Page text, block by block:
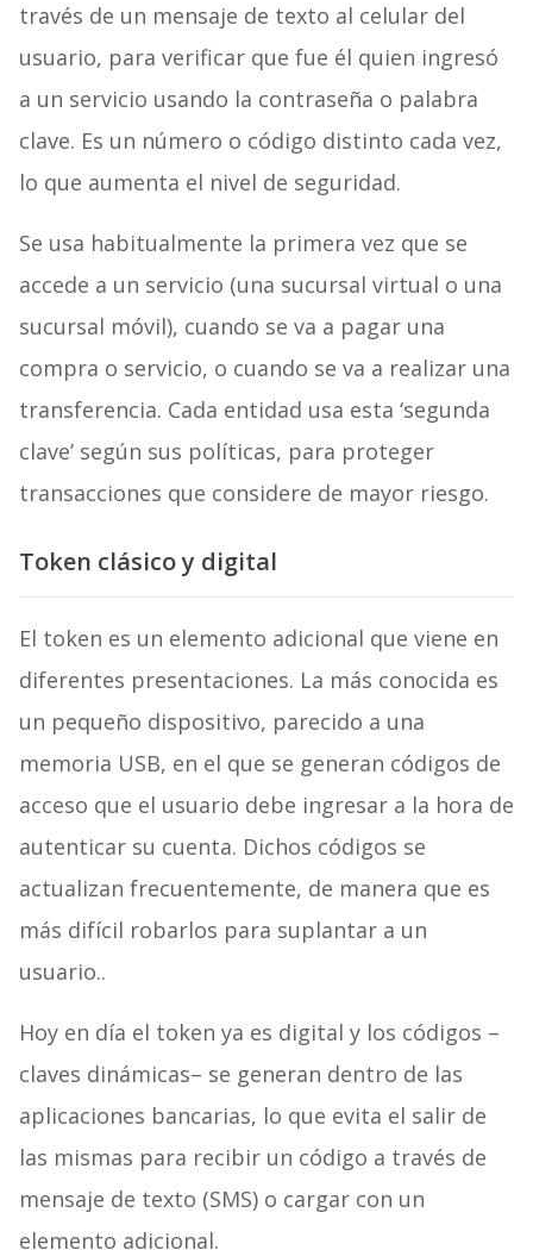
través de un mensaje de texto al celular del
usuario, para verificar que fue él quien ingresó
a un servicio usando la contraseña o palabra
clave. Es un número o código distinto cada vez,
lo que aumenta el nivel de seguridad.
Se usa habitualmente la primera vez que se
accede a un servicio (una sucursal virtual o una
sucursal móvil), cuando se va a pagar una
compra o servicio, o cuando se va a realizar una
transferencia. Cada entidad usa esta ‘segunda
clave’ según sus políticas, para proteger
transacciones que considere de mayor riesgo.
Token clásico y digital
El token es un elemento adicional que viene en
diferentes presentaciones. La más conocida es
un pequeño dispositivo, parecido a una
memoria USB, en el que se generan códigos de
acceso que el usuario debe ingresar a la hora de
autenticar su cuenta. Dichos códigos se
actualizan frecuentemente, de manera que es
más difícil robarlos para suplantar a un
usuario..
Hoy en día el token ya es digital y los códigos –
claves dinámicas– se generan dentro de las
aplicaciones bancarias, lo que evita el salir de
las mismas para recibir un código a través de
mensaje de texto (SMS) o cargar con un
elemento adicional.